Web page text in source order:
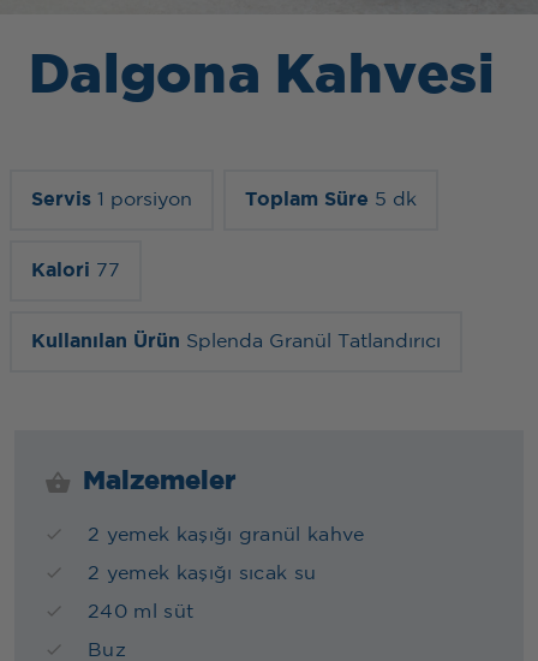
Dalgona Kahvesi
Servis 1 porsiyon Toplam Süre 5 dk
Kalori 77
Kullanılan Ürün Splenda Granül Tatlandırıcı
Malzemeler
2 yemek kaşığı granül kahve
2 yemek kaşığı sıcak su
240 ml süt
Buz